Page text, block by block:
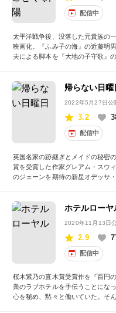
配信中
太平洋戦争後、没落した元貴族の
映画化。『ふみ子の海』の近藤明
夫による脚本を『大地の子守歌』
帰らない日曜
2022年5月27日公
3.2
配信中
英国名家の跡継ぎとメイドの秘密
賞を受賞した作家グレアム・スウ
のジェーンを期待の新星オデッサ
ホテルローヤ
2020年11月13日
2.9
配信中
桜木紫乃の直木賞受賞作を『百円
業のラブホテルを手伝うことにな
心を秘め、黙々と働いていた。そ